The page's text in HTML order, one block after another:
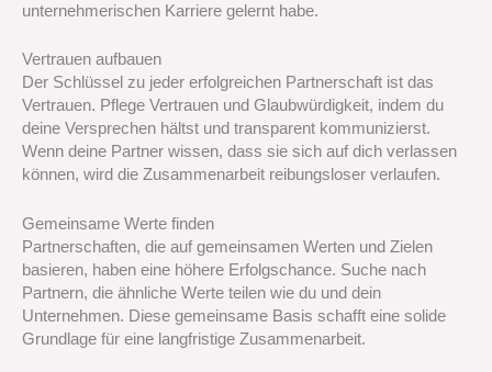
unternehmerischen Karriere gelernt habe.
Vertrauen aufbauen
Der Schlüssel zu jeder erfolgreichen Partnerschaft ist das
Vertrauen. Pflege Vertrauen und Glaubwürdigkeit, indem du
deine Versprechen hältst und transparent kommunizierst.
Wenn deine Partner wissen, dass sie sich auf dich verlassen
können, wird die Zusammenarbeit reibungsloser verlaufen.
Gemeinsame Werte finden
Partnerschaften, die auf gemeinsamen Werten und Zielen
basieren, haben eine höhere Erfolgschance. Suche nach
Partnern, die ähnliche Werte teilen wie du und dein
Unternehmen. Diese gemeinsame Basis schafft eine solide
Grundlage für eine langfristige Zusammenarbeit.